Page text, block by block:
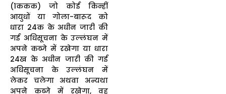
(1ककक) जो कोई किन्हीं
आयुधों या गोला-बारूद को
धारा 24क के अधीन जारी की
गई अधिसूचना के उल्लंघन में
अपने कब्जे में रखेगा या धारा
24ख के अधीन जारी की गई
अधिसूचना के उल्लंघन में
लेकर चलेगा अथवा अन्यथा
अपने कब्जे में रखेगा, वह